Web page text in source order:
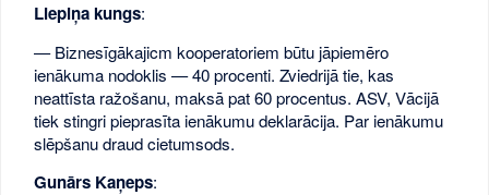
Liepiņa kungs:
— Biznesīgākajicm kooperatoriem būtu jāpiemēro
ienākuma nodoklis — 40 procenti. Zviedrijā tie, kas
neattīsta ražošanu, maksā pat 60 procentus. ASV, Vācijā
tiek stingri pieprasīta ienākumu deklarācija. Par ienākumu
slēpšanu draud cietumsods.
Gunārs Kaņeps: